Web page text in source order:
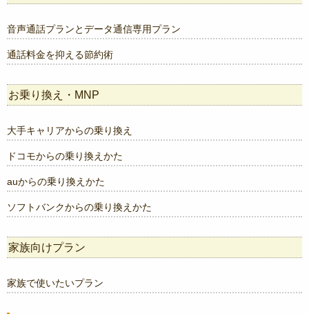
音声通話プランとデータ通信専用プラン
通話料金を抑える節約術
お乗り換え・MNP
大手キャリアからの乗り換え
ドコモからの乗り換えかた
auからの乗り換えかた
ソフトバンクからの乗り換えかた
家族向けプラン
家族で使いたいプラン